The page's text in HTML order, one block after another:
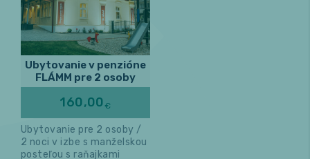
Ubytovanie v penzióne
FLÁMM pre 2 osoby
160,00€
Ubytovanie pre 2 osoby /
2 noci v izbe s manželskou
posteľou s raňajkami